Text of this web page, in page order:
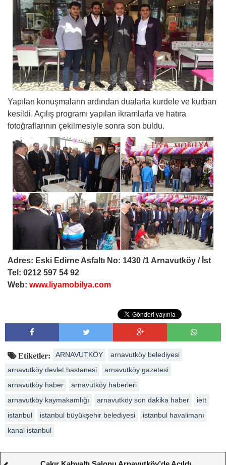
Yapılan konuşmaların ardından dualarla kurdele ve kurban
kesildi. Açılış programı yapılan ikramlarla ve hatıra
fotoğraflarının çekilmesiyle sonra son buldu.
Adres: Eski Edirne Asfaltı No: 1430 /1 Arnavutköy / İst
Tel: 0212 597 54 92
Web: www.liyamobilya.com
Etiketler: ARNAVUTKÖY
arnavutköy belediyesi
arnavutköy devlet hastanesi
arnavutköy gazetesi
arnavutköy haber
arnavutköy haberleri
arnavutköy kaymakamlığı
arnavutköy son dakika haber
iett
istanbul
istanbul büyükşehir belediyesi
istanbul havalimanı
kanal istanbul